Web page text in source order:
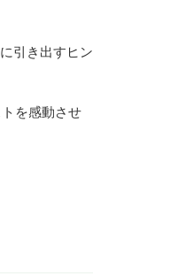
引き出すヒン
を感動させ